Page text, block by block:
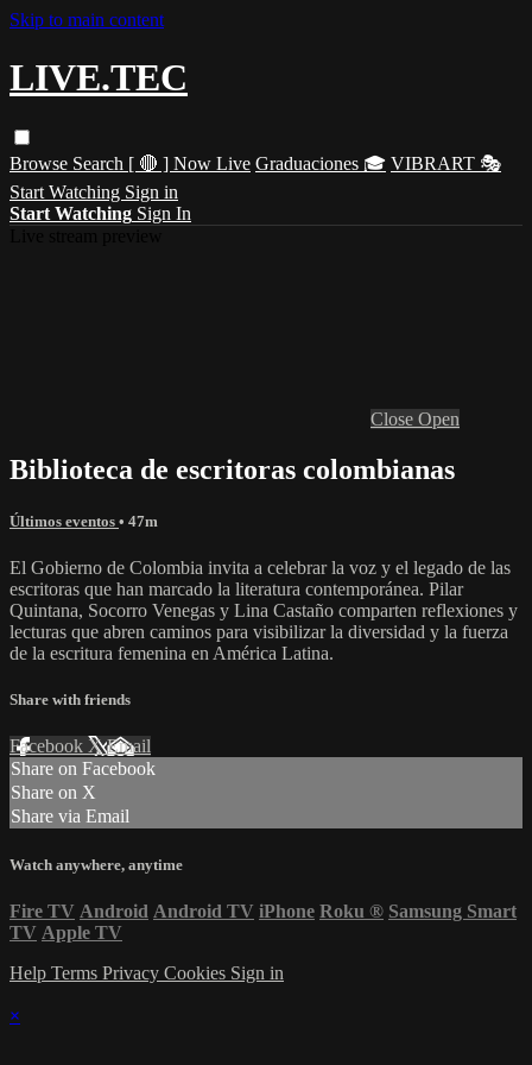
Skip to main content
LIVE.TEC
Browse Search [ 🔴 ] Now Live Graduaciones 🎓 VIBRART 🎭
Start Watching Sign in
Start Watching Sign In
Close Open
Biblioteca de escritoras colombianas
Últimos eventos • 47m
El Gobierno de Colombia invita a celebrar la voz y el legado de las
escritoras que han marcado la literatura contemporánea. Pilar
Quintana, Socorro Venegas y Lina Castaño comparten reflexiones y
lecturas que abren caminos para visibilizar la diversidad y la fuerza
de la escritura femenina en América Latina.
Share with friends
Facebook XEmail
Share on Facebook
Share on X
Share via Email
Watch anywhere, anytime
Fire TV Android Android TV iPhone Roku ® Samsung Smart
TV Apple TV
Help Terms Privacy Cookies Sign in
×